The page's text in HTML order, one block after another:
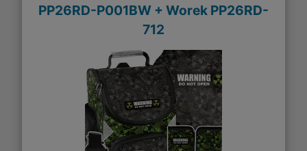
PP26RD-P001BW + Worek PP26RD-
712